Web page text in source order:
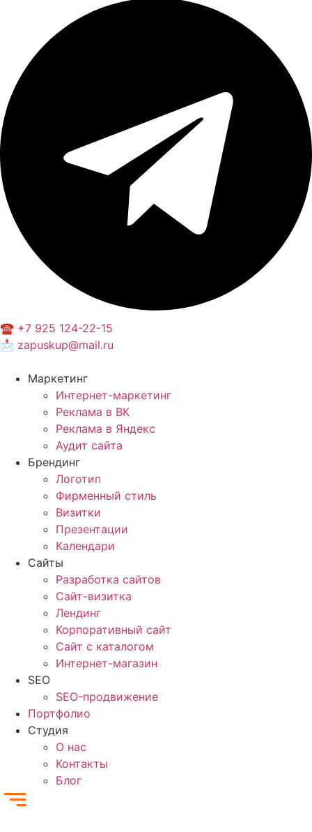
☎️ +7 925 124-22-15
📩 zapuskup@mail.ru
Маркетинг
Интернет-маркетинг
Реклама в ВК
Реклама в Яндекс
Аудит сайта
Брендинг
Логотип
Фирменный стиль
Визитки
Презентации
Календари
Сайты
Разработка сайтов
Cайт-визитка
Лендинг
Корпоративный сайт
Сайт с каталогом
Интернет-магазин
SEO
SEO-продвижение
Портфолио
Студия
О нас
Контакты
Блог